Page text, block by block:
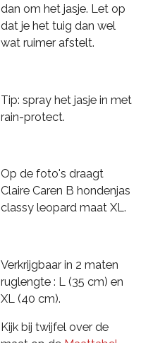
dan om het jasje. Let op
dat je het tuig dan wel
wat ruimer afstelt.
Tip: spray het jasje in met
rain-protect.
Op de foto's draagt
Claire Caren B hondenjas
classy leopard maat XL.
Verkrijgbaar in 2 maten
ruglengte : L (35 cm) en
XL (40 cm).
Kijk bij twijfel over de